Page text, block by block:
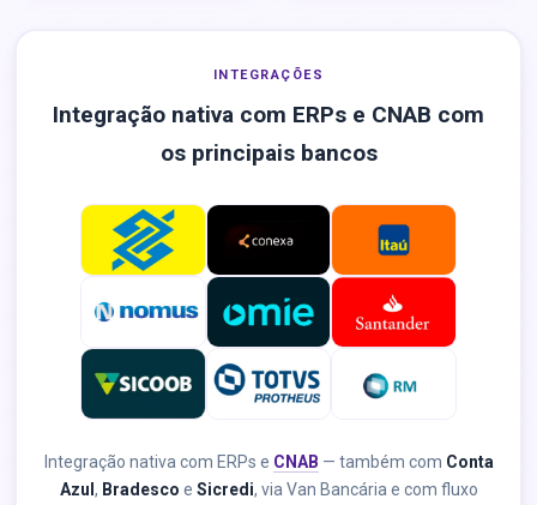
INTEGRAÇÕES
Integração nativa com ERPs e CNAB com
os principais bancos
Integração nativa com ERPs e CNAB — também com Conta
Azul, Bradesco e Sicredi, via Van Bancária e com fluxo